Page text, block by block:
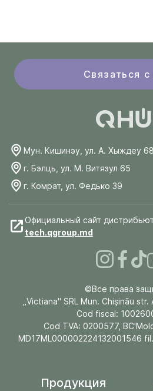
Связаться с
Мун. Кишинэу, ул. А. Хыждеу 68
г. Бэлць, ул. М. Витязул 65
г. Комрат, ул. Федько 39
Официальный сайт
tech.qgroup.md
©Все права
„Victiana" SRL Mun. Chişinău
Cod fiscal:
Cod TVA: 0200577,
MD17ML000002224132001546
Продукция